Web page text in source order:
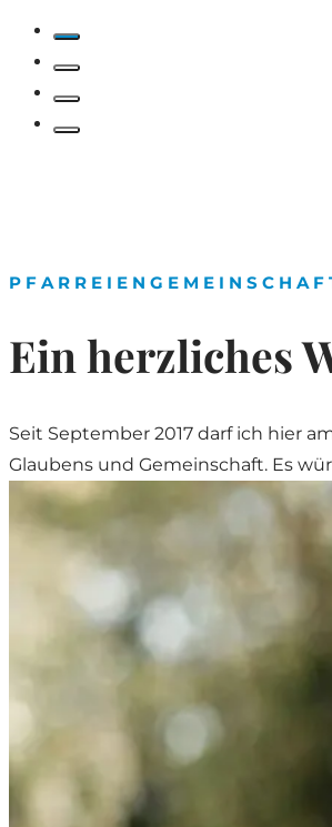
Ein herzliches
Seit September 2017 darf ich hier
Glaubens und Gemeinschaft. Es